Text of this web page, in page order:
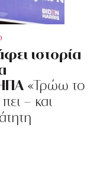
ιστορία
«Τρώω το
πει - και